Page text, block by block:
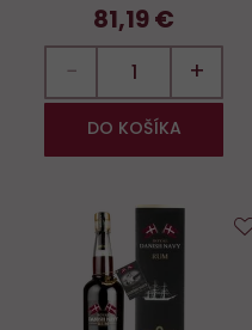
81,19 €
− +
DO KOŠÍKA